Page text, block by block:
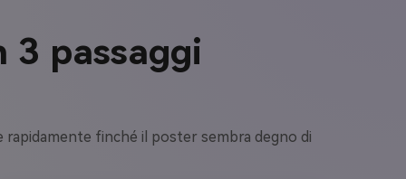
3 passaggi
rapidamente finché il poster sembra degno di